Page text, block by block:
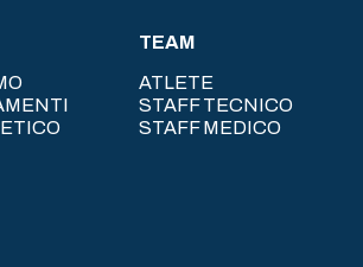
TEAM
ATLETE
STAFF TECNICO
STAFF MEDICO